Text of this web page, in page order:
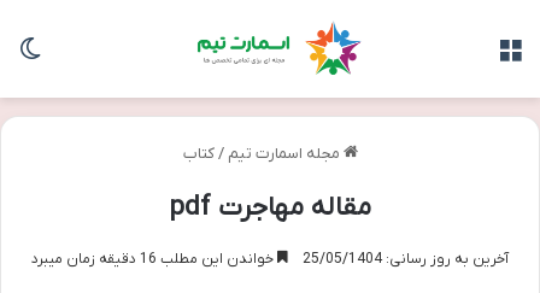
مجله اسمارت تیم / کتاب
مقاله مهاجرت pdf
آخرین به روز رسانی: 25/05/1404 خواندن این مطلب 16 دقیقه زمان میبرد